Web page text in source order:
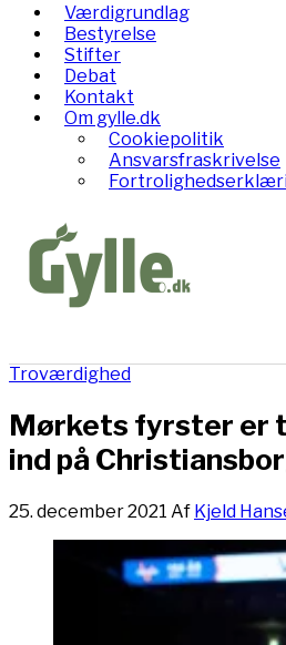
Værdigrundlag
Bestyrelse
Stifter
Debat
Kontakt
Om gylle.dk
Cookiepolitik
Ansvarsfraskrivelse
Troværdighed
Mørkets fyrster er
ind på
25. december 2021 Af Kjeld